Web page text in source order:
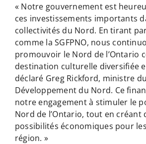
« Notre gouvernement est
ces investissements importants
collectivités du Nord. En tirant
comme la SGFPNO, nous
promouvoir le Nord de l’Ontario
destination culturelle diversifiée
déclaré Greg Rickford, ministre du
Développement du Nord. Ce
notre engagement à stimuler le
Nord de l’Ontario, tout en créant
possibilités économiques pour
région. »